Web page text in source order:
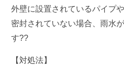
外壁に設置されているパイプ
密封されていない場合、雨水
す?️?️
【対処法】